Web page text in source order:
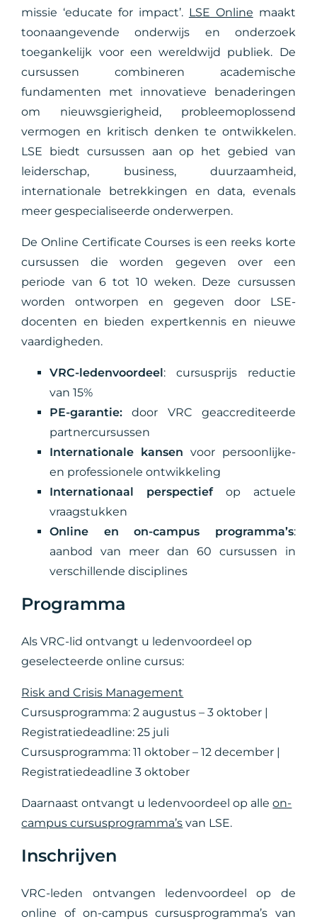
missie ‘educate for impact’. LSE Online maakt
toonaangevende onderwijs en onderzoek
toegankelijk voor een wereldwijd publiek. De
cursussen combineren academische
fundamenten met innovatieve benaderingen
om nieuwsgierigheid, probleemoplossend
vermogen en kritisch denken te ontwikkelen.
LSE biedt cursussen aan op het gebied van
leiderschap, business, duurzaamheid,
internationale betrekkingen en data, evenals
meer gespecialiseerde onderwerpen.
De Online Certificate Courses is een reeks korte
cursussen die worden gegeven over een
periode van 6 tot 10 weken. Deze cursussen
worden ontworpen en gegeven door LSE-
docenten en bieden expertkennis en nieuwe
vaardigheden.
VRC-ledenvoordeel: cursusprijs reductie
van 15%
PE-garantie: door VRC geaccrediteerde
partnercursussen
Internationale kansen voor persoonlijke-
en professionele ontwikkeling
Internationaal perspectiefop actuele
vraagstukken
Online en on-campus programma’s:
aanbod van meer dan 60 cursussen in
verschillende disciplines
Programma
Als VRC-lid ontvangt u ledenvoordeel op
geselecteerde online cursus:
Risk and Crisis Management
Cursusprogramma: 2 augustus – 3 oktober |
Registratiedeadline: 25 juli
Cursusprogramma: 11 oktober – 12 december |
Registratiedeadline 3 oktober
Daarnaast ontvangt u ledenvoordeel op alleon-
campus cursusprogramma’s van LSE.
Inschrijven
VRC-leden ontvangen ledenvoordeel op de
online of on-campus cursusprogramma’s van